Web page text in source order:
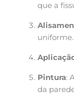
que a
uniforme.
Pintura:
da